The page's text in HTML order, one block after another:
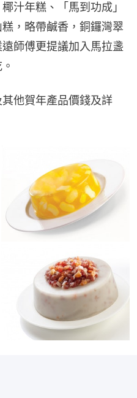
汁年糕、「馬到功成」
，略帶鹹香，銅鑼灣翠
師傅更提議加入馬拉盞
他賀年產品價錢及詳